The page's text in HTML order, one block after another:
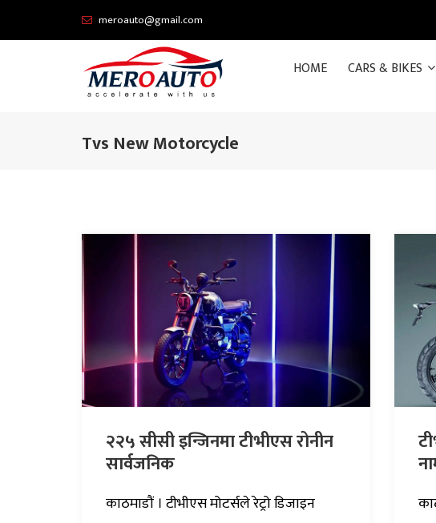
meroauto@gmail.com
HOME CARS & BIKES
Tvs New Motorcycle
२२५ सीसी इन्जिनमा टीभीएस रोनीन
सार्वजनिक
काठमाडौं । टीभीएस मोटर्सले रेट्रो डिजाइन